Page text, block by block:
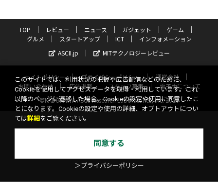
TOP レビュー ニュース ガジェット
ゲーム
グルメ
スタートアップ ICT
インフォメーション
ASCII.jp
MITテクノロジーレビュー
サイトポリシー プライバシーポリシー
運営会社
お問い合わせ
広告掲載 スタッフ募集
電子版について
©KADOKAWA ASCII Research Laboratories, Inc. 2026
このサイトでは、利用状況の把握や広告配信などのために、
Cookieを使用してアクセスデータを取得・利用しています。これ
以降のページに遷移した場合、Cookieの設定や使用に同意したこ
とになります。Cookieの設定や使用の詳細、オプトアウトについ
ては詳細 をご覧ください。
同意する
＞プライバシーポリシー